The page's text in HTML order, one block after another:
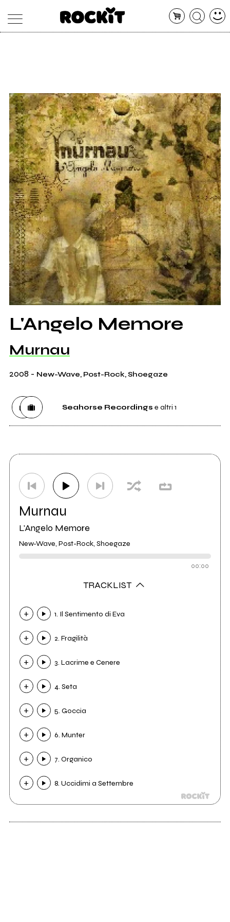
ARTISTI
CONCERTI
SHOP
RADIO
L'Angelo Memore
Murnau
2008 - New-Wave, Post-Rock, Shoegaze
Seahorse Recordings e altri 1
Murnau
L'Angelo Memore
New-Wave, Post-Rock, Shoegaze
00:00
TRACKLIST
1. Il Sentimento di Eva
2. Fragilità
3. Lacrime e Cenere
4. Seta
5. Goccia
6. Munter
7. Organico
8. Uccidimi a Settembre